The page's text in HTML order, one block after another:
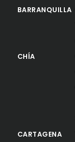
BARRANQUILLA
CHÍA
CARTAGENA